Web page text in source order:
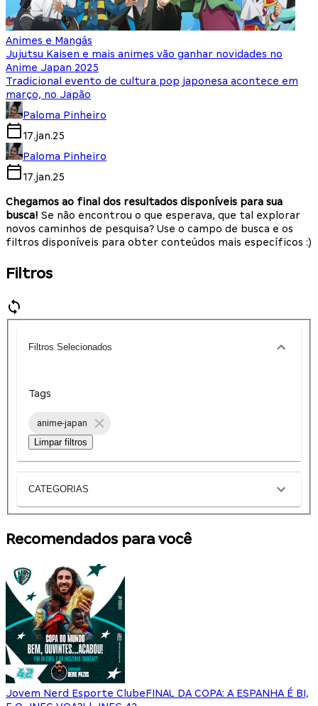
Animes e Mangás
Jujutsu Kaisen e mais animes vão ganhar novidades no
Anime Japan 2025
Tradicional evento de cultura pop japonesa acontece em
março, no Japão
Paloma Pinheiro
17.jan.25
Paloma Pinheiro
17.jan.25
Chegamos ao final dos resultados disponíveis para sua
busca! Se não encontrou o que esperava, que tal explorar
novos caminhos de pesquisa? Use o campo de busca e os
filtros disponíveis para obter conteúdos mais específicos :)
Filtros
Filtros Selecionados
Tags
anime-japan
Limpar filtros
CATEGORIAS
Recomendados para você
Jovem Nerd Esporte ClubeFINAL DA COPA: A ESPANHA É BI,